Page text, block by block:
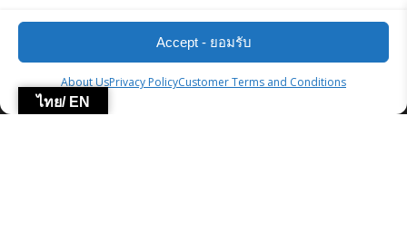
Accept - ยอมรับ
About UsPrivacy PolicyCustomer Terms and Conditions
ZingStreet Co.,Ltd
ไทย/ EN